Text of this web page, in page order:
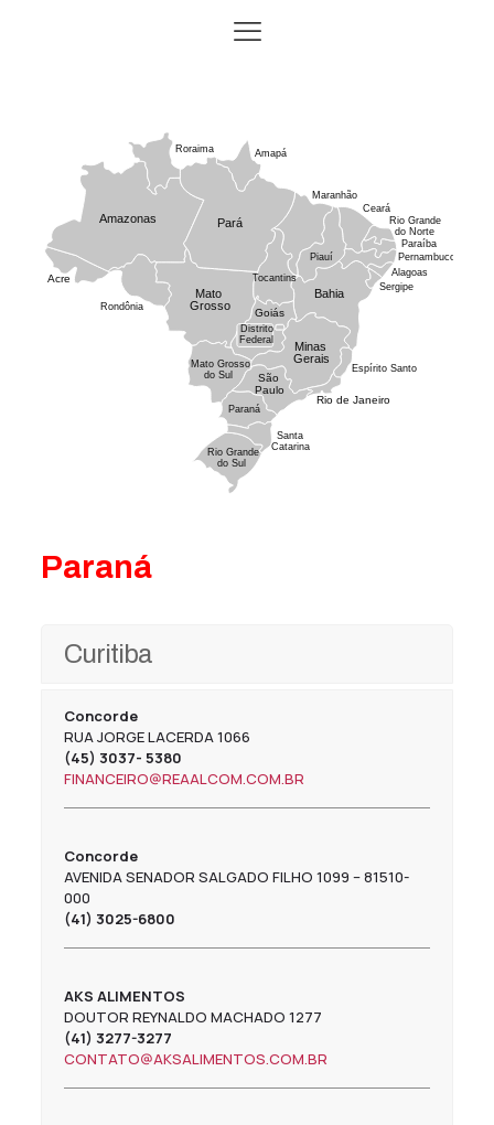
Acre
Alagoas
Amapá
Amazonas
Bahia
Ceará
Distrito
Federal
Espírito Santo
Goiás
Maranhão
Mato
Grosso
Mato Grosso
do Sul
Minas
Gerais
Paraná
Paraíba
Pará
Pernambuco
Piauí
Rio de Janeiro
Rio Grande
do Norte
Rio Grande
do Sul
Rondônia
Roraima
Santa
Catarina
Sergipe
São
Paulo
Tocantins
Paraná
Curitiba
Concorde
RUA JORGE LACERDA 1066
(45) 3037- 5380
FINANCEIRO@REAALCOM.COM.BR
Concorde
AVENIDA SENADOR SALGADO FILHO 1099 – 81510-
000
(41) 3025-6800
AKS ALIMENTOS
DOUTOR REYNALDO MACHADO 1277
(41) 3277-3277
CONTATO@AKSALIMENTOS.COM.BR